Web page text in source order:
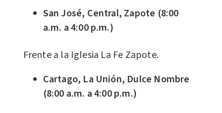
San José, Central, Zapote (8:00
a.m. a 4:00 p.m.)
Frente a la Iglesia La Fe Zapote.
Cartago, La Unión, Dulce Nombre
(8:00 a.m. a 4:00 p.m.)